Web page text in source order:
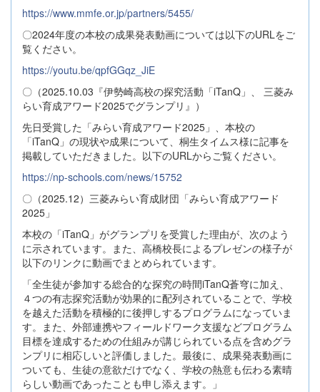
https://www.mmfe.or.jp/partners/5455/
〇2024年度の本校の成果発表動画については以下のURLをご
覧ください。
https://youtu.be/qpfGGqz_JiE
〇（2025.10.03『伊勢崎高校の探究活動「iTanQ」、 三菱み
らい育成アワード2025でグランプリ』）
先日受賞した「みらい育成アワード2025」、本校の
「iTanQ」の現状や成果について、桐生タイムス様に記事を
掲載していただきました。以下のURLからご覧ください。
https://np-schools.com/news/15752
〇（2025.12）三菱みらい育成財団「みらい育成アワード
2025」
本校の「iTanQ」がグランプリを受賞した理由が、次のよう
に示されています。また、高橋校長によるプレゼンの様子が
以下のリンクに動画でまとめられています。
「全生徒が参加する総合的な探究の時間iTanQ蒼穹に加え、
４つの有志探究活動が効果的に配列されていることで、学校
を越えた活動を積極的に後押しするプログラムになっていま
す。また、外部連携やフィールドワーク支援などプログラム
目標を達成するための仕組みが講じられている点を含めグラ
ンプリに相応しいと評価しました。最後に、成果発表動画に
ついても、生徒の意欲だけでなく、学校の熱意も伝わる素晴
らしい動画であったことも申し添えます。」